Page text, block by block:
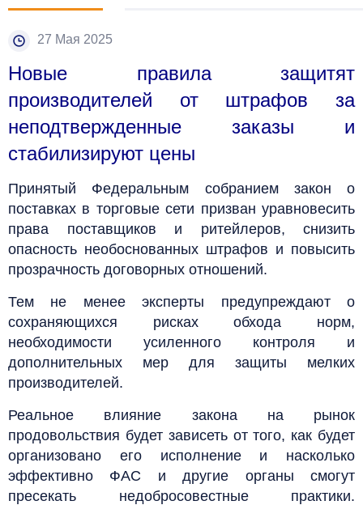
27 Мая 2025
Новые правила защитят
производителей от штрафов за
неподтвержденные заказы и
стабилизируют цены
Принятый Федеральным собранием закон о
поставках в торговые сети призван уравновесить
права поставщиков и ритейлеров, снизить
опасность необоснованных штрафов и повысить
прозрачность договорных отношений.
Тем не менее эксперты предупреждают о
сохраняющихся рисках обхода норм,
необходимости усиленного контроля и
дополнительных мер для защиты мелких
производителей.
Реальное влияние закона на рынок
продовольствия будет зависеть от того, как будет
организовано его исполнение и насколько
эффективно ФАС и другие органы смогут
пресекать недобросовестные практики.